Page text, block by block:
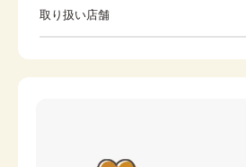
て飛ぶ鶴が、金彩を使って描かれて
品を感じさせる、長寿の瑞鳥です。
となっています。
着物
足袋 肌
身丈 161cm
取り扱い店舗